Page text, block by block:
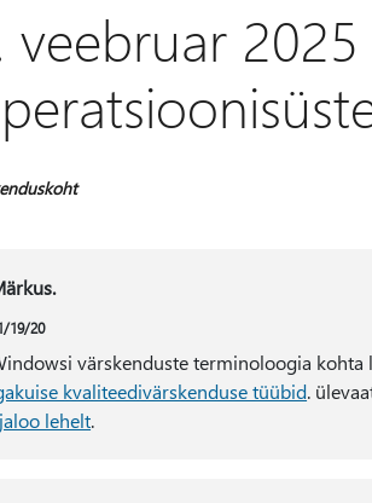
veebruar
19/20
värskenduste terminoloogia
kvaliteedivärskenduse tüübid.
lehelt.